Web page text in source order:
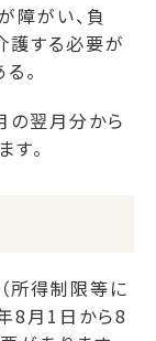
障がい、負
護する必要が
。
翌月分から
。
所得制限等に
8月1日から8